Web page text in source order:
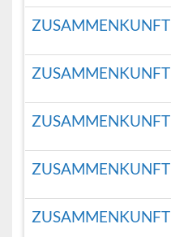
ZUSAMMENKUNFT
ZUSAMMENKUNFT
ZUSAMMENKUNFT
ZUSAMMENKUNFT
ZUSAMMENKUNFT